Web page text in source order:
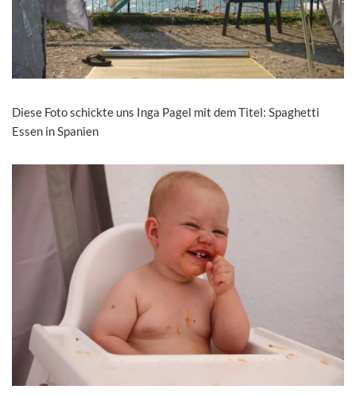
Diese Foto schickte uns Inga Pagel mit dem Titel: Spaghetti
Essen in Spanien